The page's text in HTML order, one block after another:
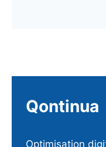
Qontinua
Optimisation